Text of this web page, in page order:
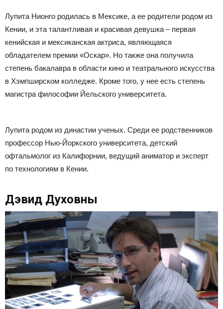
Лупита Нионго родилась в Мексике, а ее родители родом из
Кении, и эта талантливая и красивая девушка – первая
кенийская и мексиканская актриса, являющаяся
обладателем премии «Оскар». Но также она получила
степень бакалавра в области кино и театрального искусства
в Хэмпширском колледже. Кроме того, у нее есть степень
магистра философии Йельского университета.
Лупита родом из династии ученых. Среди ее родственников
профессор Нью-Йоркского университета, детский
офтальмолог из Калифорнии, ведущий аниматор и эксперт
по технологиям в Кении.
Дэвид Духовны